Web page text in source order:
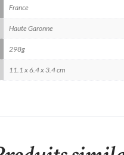
France
Haute Garonne
298g
11.1 x 6.4 x 3.4 cm